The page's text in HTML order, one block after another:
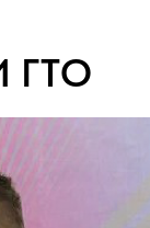
ГТО